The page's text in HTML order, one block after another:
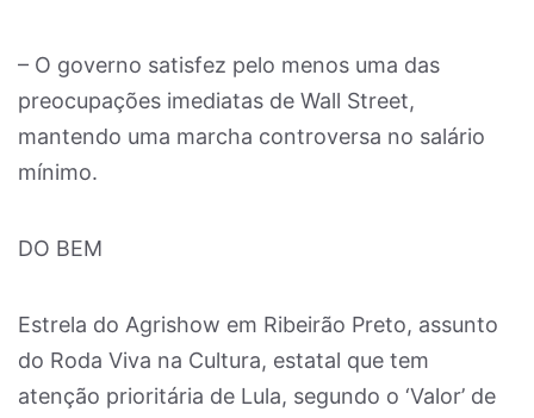
– O governo satisfez pelo menos uma das
preocupações imediatas de Wall Street,
mantendo uma marcha controversa no salário
mínimo.
DO BEM
Estrela do Agrishow em Ribeirão Preto, assunto
do Roda Viva na Cultura, estatal que tem
atenção prioritária de Lula, segundo o ‘Valor’ de